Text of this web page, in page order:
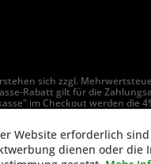
sich zzgl.
Rabatt gilt für die
im Checkout werden die
im Sinne des §
GastroStellwerk - Alle Rechte
Website erforderlich
dienen oder die